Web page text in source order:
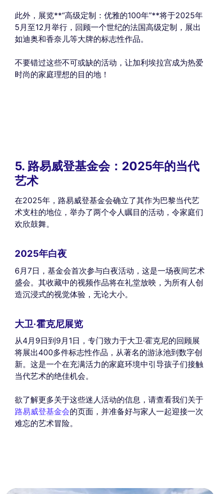
此外，展览**“高级定制：优雅的100年”**将于2025年
5月至12月举行，回顾一个世纪的法国高级定制，展出
如迪奥和香奈儿等大牌的标志性作品。
不要错过这些不可或缺的活动，让加利埃拉宫成为热爱
时尚的家庭理想的目的地！
5. 路易威登基金会：2025年的当代
艺术
在2025年，路易威登基金会确立了其作为巴黎当代艺
术支柱的地位，举办了两个令人瞩目的活动，令家庭们
欢欣鼓舞。
2025年白夜
6月7日，基金会首次参与白夜活动，这是一场夜间艺术
盛会。其收藏中的视频作品将在礼堂放映，为所有人创
造沉浸式的视觉体验，无论大小。
大卫·霍克尼展览
从4月9日到9月1日，专门致力于大卫·霍克尼的回顾展
将展出400多件标志性作品，从著名的游泳池到数字创
新。这是一个在充满活力的家庭环境中引导孩子们接触
当代艺术的绝佳机会。
欲了解更多关于这些迷人活动的信息，请查看我们关于
路易威登基金会的页面，并准备好与家人一起迎接一次
难忘的艺术冒险。